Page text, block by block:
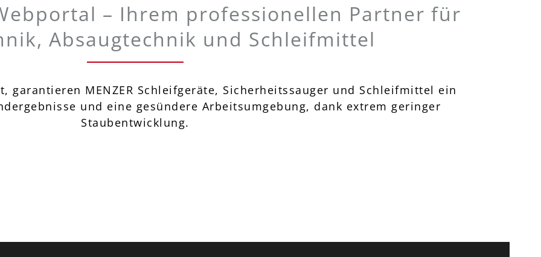
– Ihrem professionellen Partner für
Absaugtechnik und Schleifmittel
garantieren MENZER Schleifgeräte, Sicherheitssauger und Schleifmittel ein
und eine gesündere Arbeitsumgebung, dank extrem geringer
Staubentwicklung.